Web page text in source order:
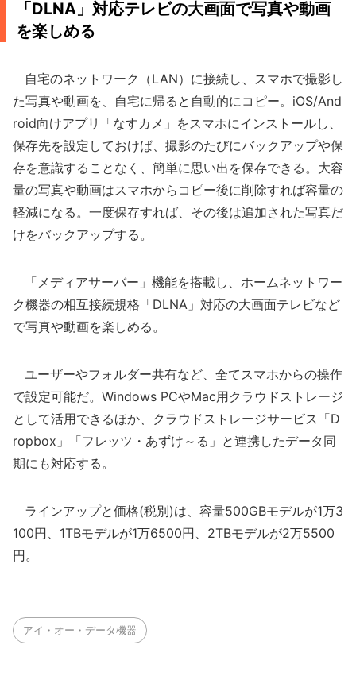
「DLNA」対応テレビの大画面で写真や動画
を楽しめる
自宅のネットワーク（LAN）に接続し、スマホで撮影し
た写真や動画を、自宅に帰ると自動的にコピー。iOS/And
roid向けアプリ「なすカメ」をスマホにインストールし、
保存先を設定しておけば、撮影のたびにバックアップや保
存を意識することなく、簡単に思い出を保存できる。大容
量の写真や動画はスマホからコピー後に削除すれば容量の
軽減になる。一度保存すれば、その後は追加された写真だ
けをバックアップする。
「メディアサーバー」機能を搭載し、ホームネットワー
ク機器の相互接続規格「DLNA」対応の大画面テレビなど
で写真や動画を楽しめる。
ユーザーやフォルダー共有など、全てスマホからの操作
で設定可能だ。Windows PCやMac用クラウドストレージ
として活用できるほか、クラウドストレージサービス「D
ropbox」「フレッツ・あずけ～る」と連携したデータ同
期にも対応する。
ラインアップと価格(税別)は、容量500GBモデルが1万3
100円、1TBモデルが1万6500円、2TBモデルが2万5500
円。
アイ・オー・データ機器